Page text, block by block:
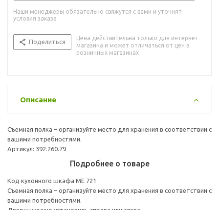
Наши менеджеры обязательно свяжутся с вами и уточнят
условия заказа
Поделиться
Цена действительна только для интернет-
магазина и может отличаться от цен в
розничных магазинах
Описание
Съемная полка – организуйте место для хранения в соответствии с
вашими потребностями.
Артикул: 392.260.79
Подробнее о товаре
Код кухонного шкафа ME 721
Съемная полка – организуйте место для хранения в соответствии с
вашими потребностями.